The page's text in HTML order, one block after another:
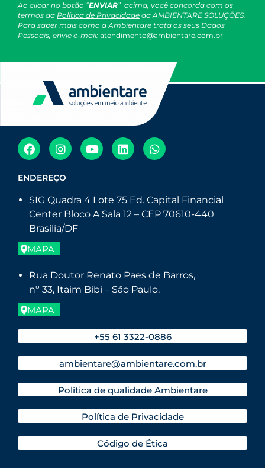
Ao clicar no botão “ENVIAR” acima, você concorda com os
termos da Política de Privacidade da AMBIENTARE SOLUÇÕES.
Para saber mais como a Ambientare trata os seus Dados
Pessoais, envie e-mail: atendimento@ambientare.com.br
ENDEREÇO
SIG Quadra 4 Lote 75 Ed. Capital Financial
Center Bloco A Sala 12 – CEP 70610-440
Brasília/DF
MAPA
Rua Doutor Renato Paes de Barros,
nº 33, Itaim Bibi – São Paulo.
MAPA
+55 61 3322-0886
ambientare@ambientare.com.br
Política de qualidade Ambientare
Política de Privacidade
Código de Ética